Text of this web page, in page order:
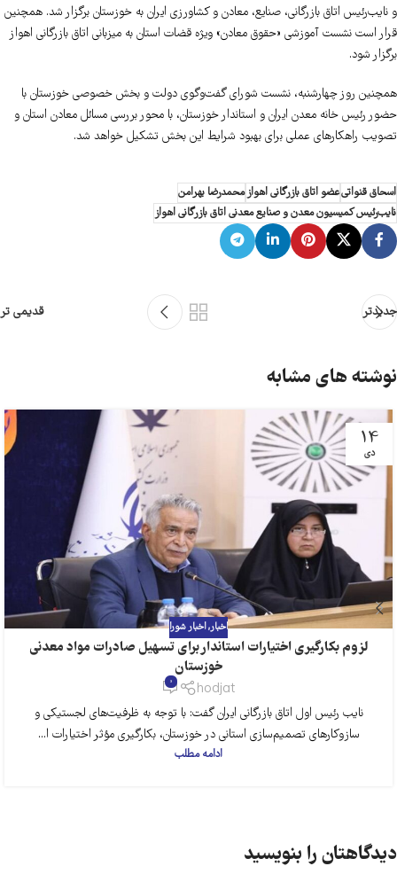
و نایب‌رئیس اتاق بازرگانی، صنایع، معادن و کشاورزی ایران به خوزستان برگزار شد. همچنین
قرار است نشست آموزشی «حقوق معادن» ویژه قضات استان به میزبانی اتاق بازرگانی اهواز
برگزار شود.
همچنین روز چهارشنبه، نشست شورای گفت‌وگوی دولت و بخش خصوصی خوزستان با
حضور رئیس خانه معدن ایران و استاندار خوزستان، با محور بررسی مسائل معادن استان و
تصویب راهکارهای عملی برای بهبود شرایط این بخش تشکیل خواهد شد.
اسحاق قنواتیعضو اتاق بازرگانی اهوازمحمدرضا بهرامن
نایب‌رئیس کمیسیون معدن و صنایع معدنی اتاق بازرگانی اهواز
جدیدتر قدیمی تر
نوشته های مشابه
14
دی
اخبار,اخبار شورا
لزوم بکارگیری اختیارات استاندار برای تسهیل صادرات مواد معدنی
خوزستان
hodjat
0
نایب رئیس اول اتاق بازرگانی ایران گفت: با توجه به ظرفیت‌های لجستیکی و
سازوکارهای تصمیم‌سازی استانی در خوزستان، بکارگیری مؤثر اختیارات ا...
ادامه مطلب
دیدگاهتان را بنویسید